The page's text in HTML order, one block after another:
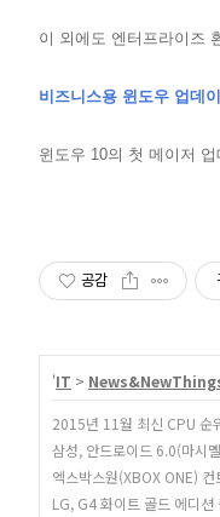
이 외에도 엔터프라이즈
비즈니스용 윈도우 업데
윈도우 10의 첫 메이저
공감
'IT >
2015년 11월 최신 CPU 순
삼성, 안드로이드 6.0(마시
엑스박스원(XBOX ONE)
LG, G4 화이트 골드 에디션